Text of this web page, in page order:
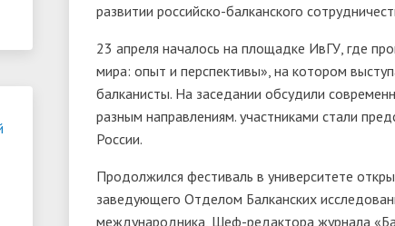
развитии российско-балканского
23 апреля началось на площадке ИвГУ, где
мира: опыт и перспективы», на котором
балканисты. На заседании обсудили
разным направлениям. участниками стали
России.
Продолжился фестиваль в университете
заведующего Отделом Балканских
международника, Шеф-редактора журнала